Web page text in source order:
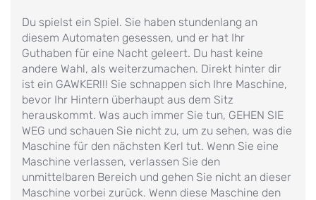
Du spielst ein Spiel. Sie haben stundenlang an
diesem Automaten gesessen, und er hat Ihr
Guthaben für eine Nacht geleert. Du hast keine
andere Wahl, als weiterzumachen. Direkt hinter dir
ist ein GAWKER!!! Sie schnappen sich Ihre Maschine,
bevor Ihr Hintern überhaupt aus dem Sitz
herauskommt. Was auch immer Sie tun, GEHEN SIE
WEG und schauen Sie nicht zu, um zu sehen, was die
Maschine für den nächsten Kerl tut. Wenn Sie eine
Maschine verlassen, verlassen Sie den
unmittelbaren Bereich und gehen Sie nicht an dieser
Maschine vorbei zurück. Wenn diese Maschine den